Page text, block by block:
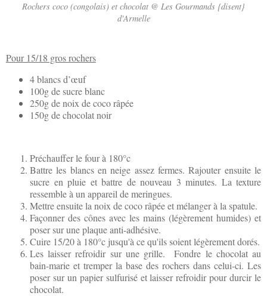
Rochers coco (congolais) et chocolat @ Les Gourmands {disent}
d'Armelle
Pour 15/18 gros rochers
4 blancs d’œuf
100g de sucre blanc
250g de noix de coco râpée
150g de chocolat noir
Préchauffer le four à 180°c
Battre les blancs en neige assez fermes. Rajouter ensuite le
sucre en pluie et battre de nouveau 3 minutes. La texture
ressemble à un appareil de meringues.
Mettre ensuite la noix de coco râpée et mélanger à la spatule.
Façonner des cônes avec les mains (légèrement humides) et
poser sur une plaque anti-adhésive.
Cuire 15/20 à 180°c jusqu'à ce qu'ils soient légèrement dorés.
Les laisser refroidir sur une grille. Fondre le chocolat au
bain-marie et tremper la base des rochers dans celui-ci. Les
poser sur un papier sulfurisé et laisser refroidir pour durcir le
chocolat.